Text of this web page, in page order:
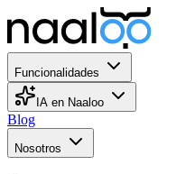
Funcionalidades
IA en Naaloo
Blog
Nosotros